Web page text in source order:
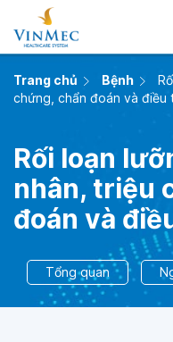
Trang chủ Bệnh
chứng, chẩn đoán và điều
Rối loạn
nhân, triệu
đoán và
Tổng quan